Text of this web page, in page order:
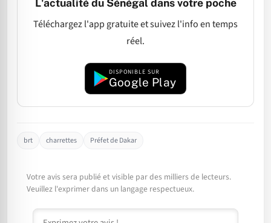
L'actualité du Sénégal dans votre poche
Téléchargez l'app gratuite et suivez l'info en temps
réel.
DISPONIBLE SUR
Google Play
brt charrettes Préfet de Dakar
Votre avis sera publié et visible par des milliers de lecteurs.
Veuillez l'exprimer dans un langage respectueux.
Commentaire